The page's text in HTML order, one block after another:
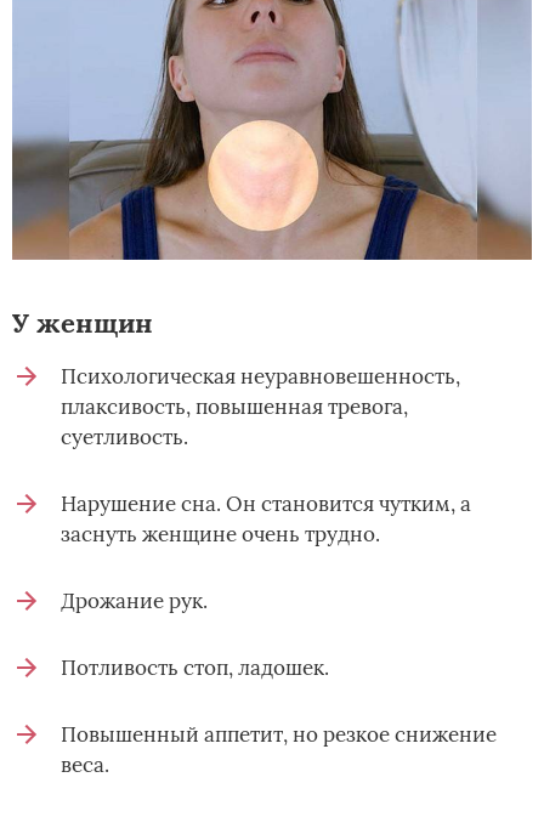
У женщин
Психологическая неуравновешенность,
плаксивость, повышенная тревога,
суетливость.
Нарушение сна. Он становится чутким, а
заснуть женщине очень трудно.
Дрожание рук.
Потливость стоп, ладошек.
Повышенный аппетит, но резкое снижение
веса.